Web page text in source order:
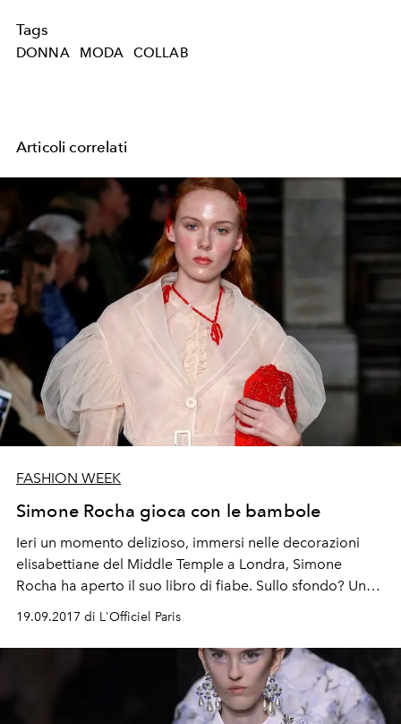
Tags
DONNA MODA COLLAB
Articoli correlati
FASHION WEEK
Simone Rocha gioca con le bambole
Ieri un momento delizioso, immersi nelle decorazioni
elisabettiane del Middle Temple a Londra, Simone
Rocha ha aperto il suo libro di fiabe. Sullo sfondo? Un
teatrino di bambole pastorali e vittoriane che tessono le
dall’amore...“ (Jean Racine, Fedra)
19.09.2017 di L'Officiel Paris